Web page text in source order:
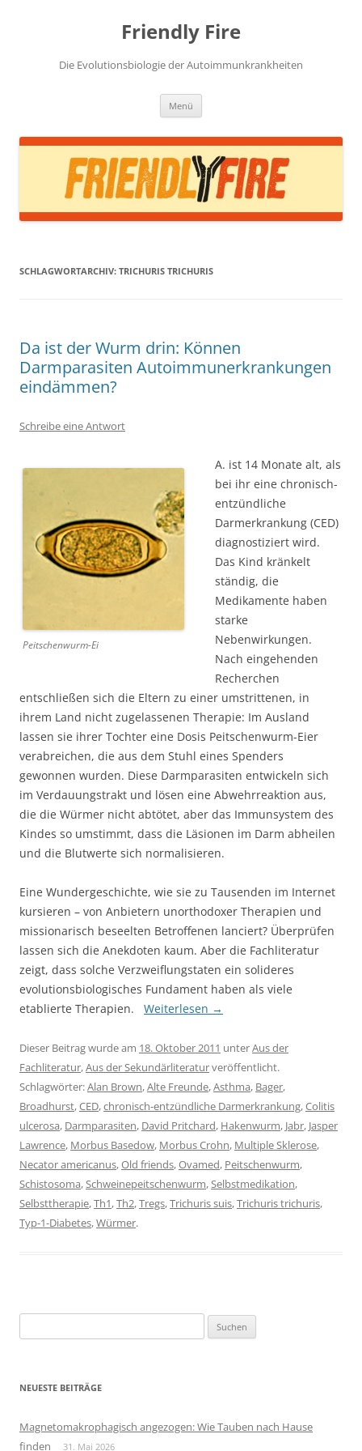
Friendly Fire
Die Evolutionsbiologie der Autoimmunkrankheiten
Menü
SCHLAGWORTARCHIV: TRICHURIS TRICHURIS
Da ist der Wurm drin: Können
Darmparasiten Autoimmunerkrankungen
eindämmen?
Schreibe eine Antwort
Peitschenwurm-Ei
A. ist 14 Monate alt, als
bei ihr eine chronisch-
entzündliche
Darmerkrankung (CED)
diagnostiziert wird.
Das Kind kränkelt
ständig, die
Medikamente haben
starke
Nebenwirkungen.
Nach eingehenden
Recherchen
entschließen sich die Eltern zu einer umstrittenen, in
ihrem Land nicht zugelassenen Therapie: Im Ausland
lassen sie ihrer Tochter eine Dosis Peitschenwurm-Eier
verabreichen, die aus dem Stuhl eines Spenders
gewonnen wurden. Diese Darmparasiten entwickeln sich
im Verdauungstrakt und lösen eine Abwehrreaktion aus,
die die Würmer nicht abtötet, aber das Immunsystem des
Kindes so umstimmt, dass die Läsionen im Darm abheilen
und die Blutwerte sich normalisieren.
Eine Wundergeschichte, wie sie zu Tausenden im Internet
kursieren – von Anbietern unorthodoxer Therapien und
missionarisch beseelten Betroffenen lanciert? Überprüfen
lassen sich die Anekdoten kaum. Aber die Fachliteratur
zeigt, dass solche Verzweiflungstaten ein solideres
evolutionsbiologisches Fundament haben als viele
etablierte Therapien. Weiterlesen →
Dieser Beitrag wurde am 18. Oktober 2011 unterAus der
Fachliteratur,Aus der Sekundärliteraturveröffentlicht.
Schlagwörter:Alan Brown,Alte Freunde,Asthma, Bager,
Broadhurst,CED,chronisch-entzündliche Darmerkrankung,Colitis
ulcerosa, Darmparasiten, David Pritchard, Hakenwurm, Jabr, Jasper
Lawrence, Morbus Basedow, Morbus Crohn, Multiple Sklerose,
Necator americanus,Old friends,Ovamed, Peitschenwurm,
Schistosoma,Schweinepeitschenwurm,Selbstmedikation,
Selbsttherapie,Th1,Th2,Tregs,Trichuris suis,Trichuris trichuris,
Typ-1-Diabetes,Würmer.
nach:
NEUESTE BEITRÄGE
Magnetomakrophagisch angezogen: Wie Tauben nach Hause
finden
31. Mai 2026